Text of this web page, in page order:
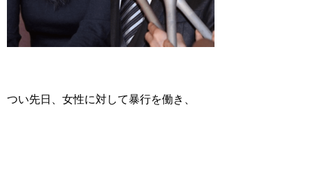
つい先日、女性に対して暴行を働き、